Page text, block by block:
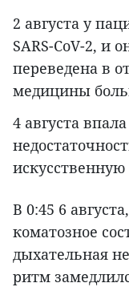
2 августа у
SARS-CoV-2, и
переведена в
медицины
4 августа
В 0:45 6
коматозное
дыхательная
ритм